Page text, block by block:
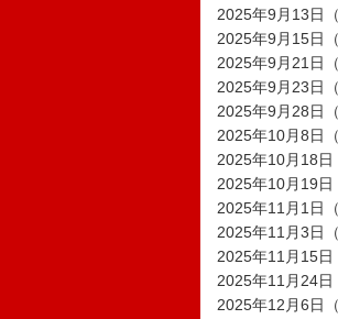
2025年9月13日
2025年9月15日
2025年9月21日
2025年9月23日
2025年9月28日
2025年10月8日
2025年10月18
2025年10月19
2025年11月1日
2025年11月3日
2025年11月15
2025年11月24
2025年12月6日